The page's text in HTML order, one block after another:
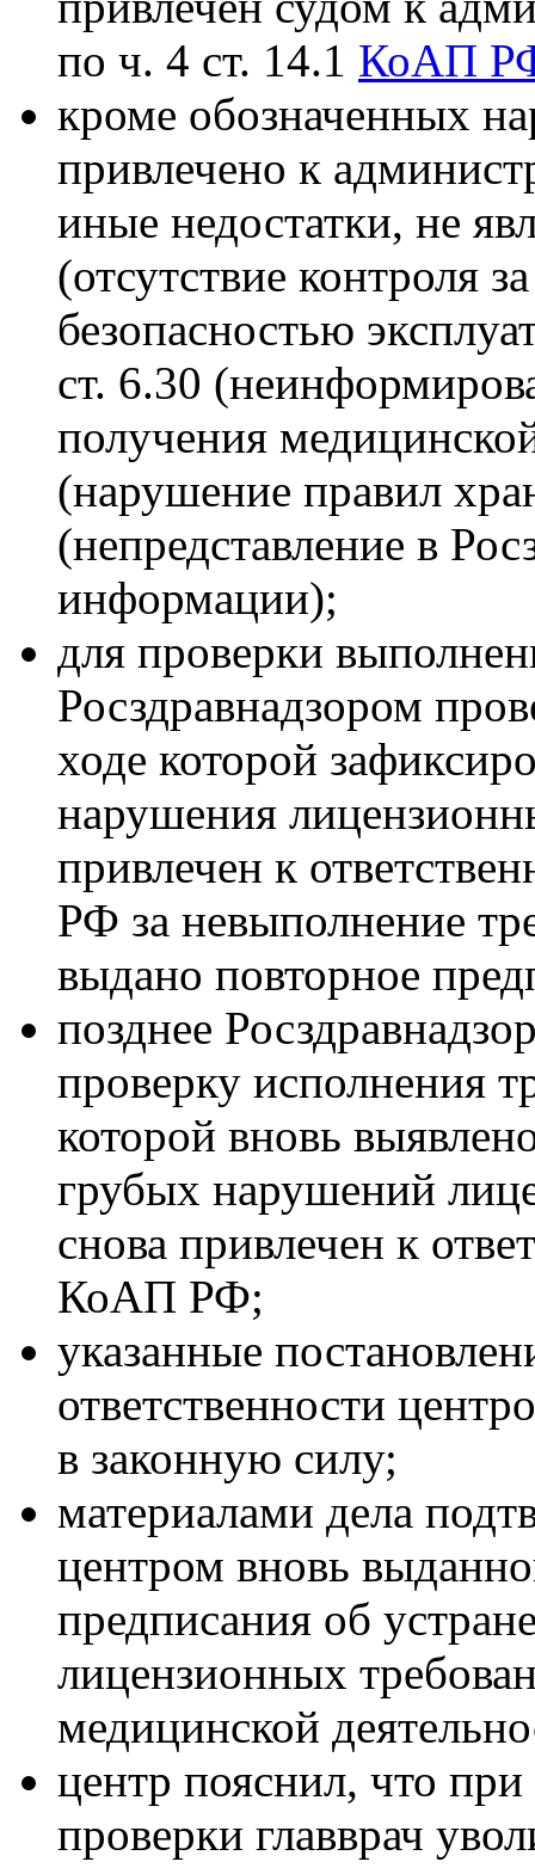
по ч. 4 ст. 14.1 КоАП
кроме обозначенных
привлечено к
иные недостатки, не
(отсутствие контроля
безопасностью
ст. 6.30
получения
(нарушение правил
(непредставление в
информации);
для проверки
Росздравнадзором
ходе которой
нарушения
привлечен к
РФ за невыполнение
выдано повторное
позднее
проверку исполнения
которой вновь
грубых нарушений
снова привлечен к
КоАП РФ;
указанные
ответственности
в законную силу;
материалами дела
центром вновь
предписания об
лицензионных
медицинской
центр пояснил, что
проверки главврач